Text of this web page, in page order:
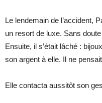
Le lendemain de l’accident,
un resort de luxe. Sans
Ensuite, il s’était lâché :
son argent à elle. Il ne
Elle contacta aussitôt son